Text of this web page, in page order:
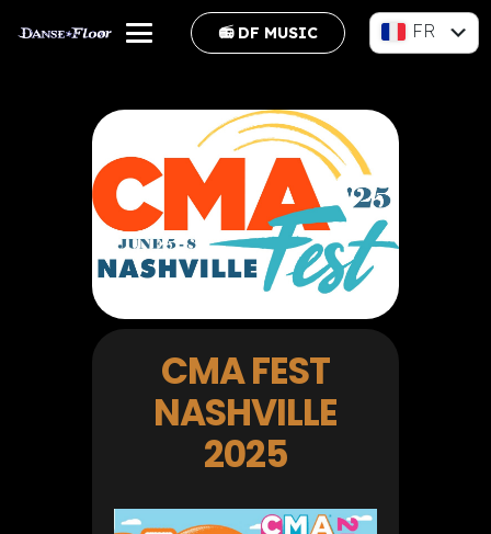
📻 DF MUSIC
FR
CMA FEST
NASHVILLE
2025